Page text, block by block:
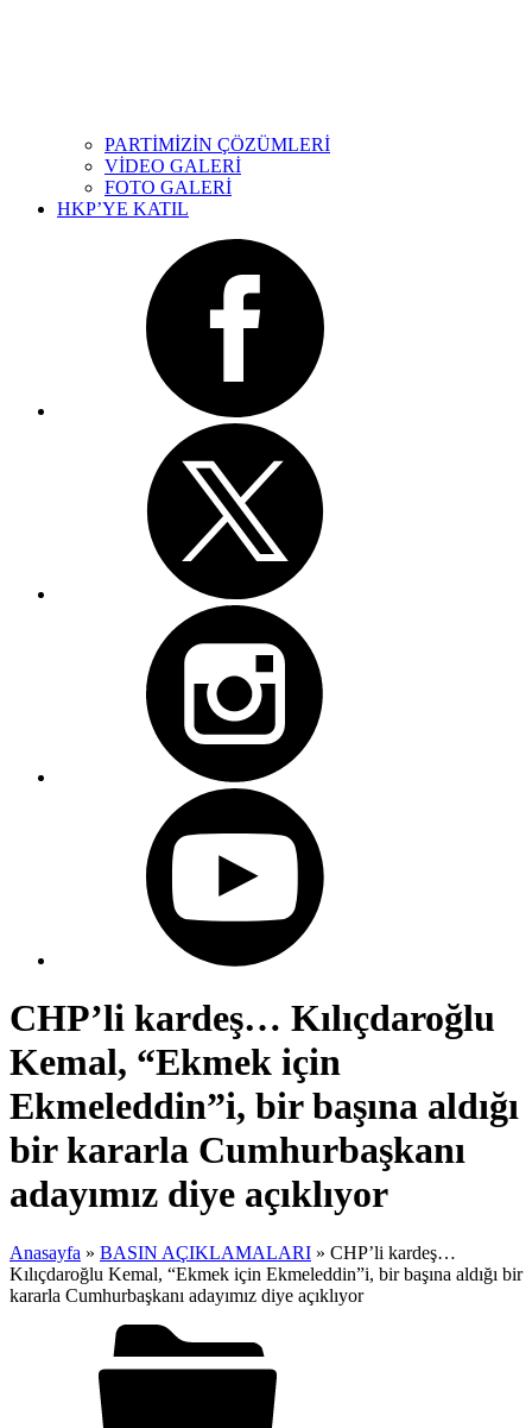
PARTİMİZİN ÇÖZÜMLERİ
VİDEO GALERİ
FOTO GALERİ
HKP’YE KATIL
CHP’li kardeş… Kılıçdaroğlu
Kemal, “Ekmek için
Ekmeleddin”i, bir başına aldığı
bir kararla Cumhurbaşkanı
adayımız diye açıklıyor
Anasayfa » BASIN AÇIKLAMALARI » CHP’li kardeş…
Kılıçdaroğlu Kemal, “Ekmek için Ekmeleddin”i, bir başına aldığı bir
kararla Cumhurbaşkanı adayımız diye açıklıyor